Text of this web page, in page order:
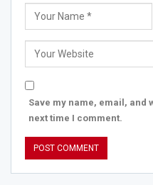
Save my name, email, and
next time I comment.